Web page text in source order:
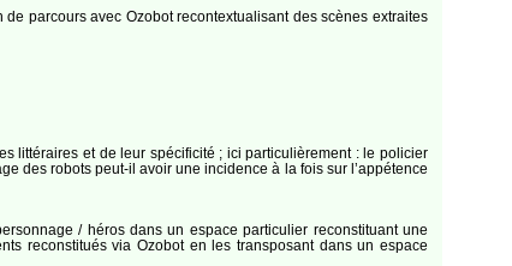
parcours avec Ozobot recontextualisant des scènes extraites
littéraires et de leur spécificité ; ici particulièrement : le policier
des robots peut-il avoir une incidence à la fois sur l’appétence
/ héros dans un espace particulier reconstituant une
reconstitués via Ozobot en les transposant dans un espace